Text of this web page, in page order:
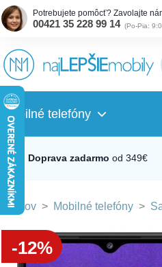
Potrebujete pomôcť? Zavolajte
00421 35 228 99 14 (Po-Pia:
Mobilné telefóny
Doprava zadarmo od 349€
Domov > Mobilné telefóny >
-12%